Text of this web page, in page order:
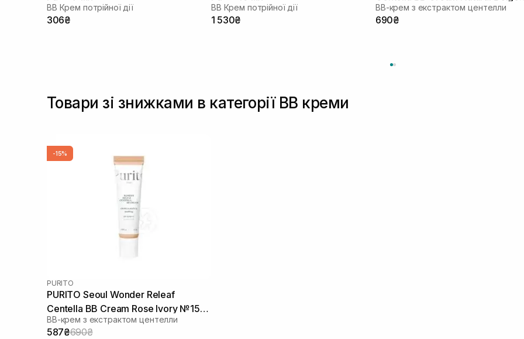
BB Крем потрійної дії
306₴
BB Крем потрійної дії
1 530₴
№23 30 мл
ВВ-крем з екстрактом центелли
690₴
Товари зі знижками в категорії BB креми
-15%
PURITO
PURITO Seoul Wonder Releaf
Centella BB Cream Rose Ivory №15
30 мл
ВВ-крем з екстрактом центелли
587₴690₴